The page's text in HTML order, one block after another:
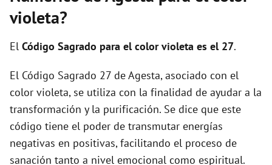
i
d
e
o
violeta?
El Código Sagrado para el color violeta es el 27.
El Código Sagrado 27 de Agesta, asociado con el
color violeta, se utiliza con la finalidad de ayudar a la
transformación y la purificación. Se dice que este
código tiene el poder de transmutar energías
negativas en positivas, facilitando el proceso de
sanación tanto a nivel emocional como espiritual.